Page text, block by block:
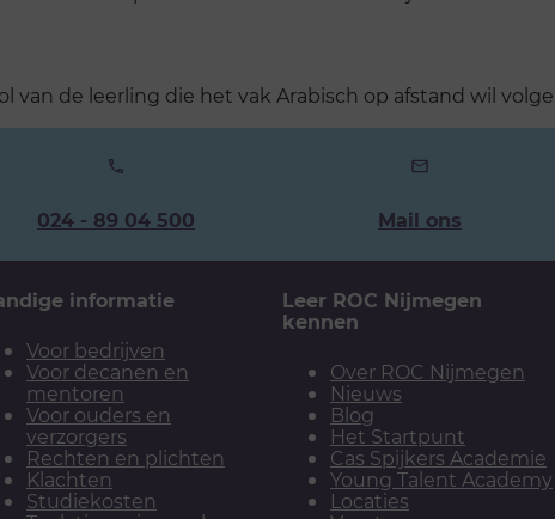
van de leerling die het vak Arabisch op afstand wil
Ons
024 - 89 04 500 Mail ons
informatie
Voor bedrijven
Voor decanen en
mentoren
Voor ouders en
verzorgers
Rechten en plichten
Klachten
Studiekosten
Leer ROC Nijmegen
kennen
Over ROC Nijmegen
Nieuws
Blog
Het Startpunt
Cas Spijkers Academie
Young Talent Academy
Locaties